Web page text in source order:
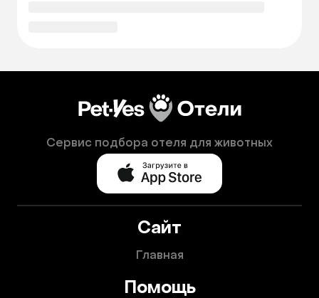
Сервис подбора отеля для животных
Сайт
Главная
Помощь